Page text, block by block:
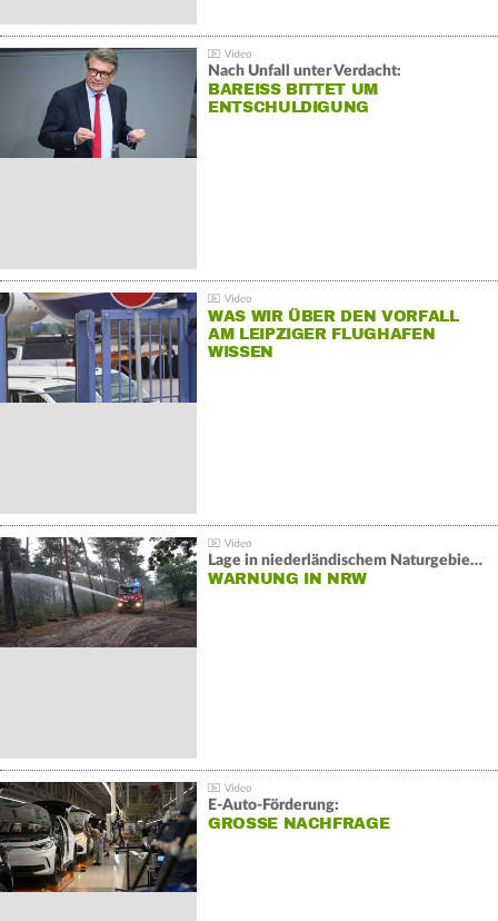
Nach Unfall unter Verdacht:
BAREISS BITTET UM E
NTSCHULDIGUNG
WAS WIR ÜBER DEN VORFALL
AM LEIPZIGER FLUGHAFEN
WISSEN
Lage in niederländischem Naturgebiet stabil
WARNUNG IN NRW
E-Auto-Förderung:
GROSSE NACHFRAGE